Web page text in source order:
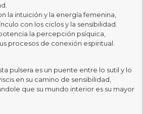
la intuición y la energía femenina,
con los ciclos y la sensibilidad.
la percepción psíquica,
procesos de conexión espiritual.
pulsera es un puente entre lo sutil y lo
en su camino de sensibilidad,
que su mundo interior es su mayor